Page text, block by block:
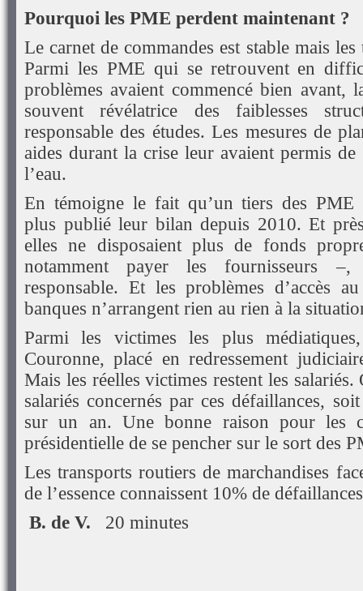
Pourquoi les PME perdent maintenant ?
Le carnet de commandes est stable mais
Parmi les PME qui se retrouvent en
problèmes avaient commencé bien avant,
souvent révélatrice des faiblesses
responsable des études. Les mesures de
aides durant la crise leur avaient permis
l’eau.
En témoigne le fait qu’un tiers des PME
plus publié leur bilan depuis 2010. Et
elles ne disposaient plus de fonds
notamment payer les fournisseurs –,
responsable. Et les problèmes d’accès
banques n’arrangent rien au rien à la
Parmi les victimes les plus
Couronne, placé en redressement
Mais les réelles victimes restent les
salariés concernés par ces défaillances,
sur un an. Une bonne raison pour les
présidentielle de se pencher sur le sort des
Les transports routiers de marchandises
de l’essence connaissent 10% de
B. de V.
20 minutes